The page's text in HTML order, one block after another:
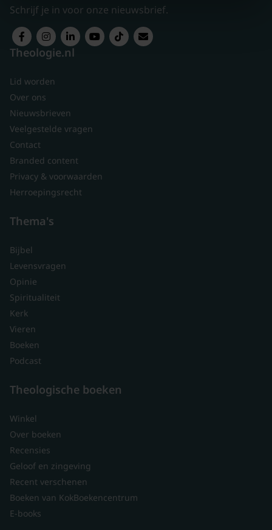
Schrijf je in voor onze nieuwsbrief.
Theologie.nl
Lid worden
Over ons
Nieuwsbrieven
Veelgestelde vragen
Contact
Branded content
Privacy & voorwaarden
Herroepingsrecht
Thema's
Bijbel
Levensvragen
Opinie
Spiritualiteit
Kerk
Vieren
Boeken
Podcast
Theologische boeken
Winkel
Over boeken
Recensies
Geloof en zingeving
Recent verschenen
Boeken van KokBoekencentrum
E-books